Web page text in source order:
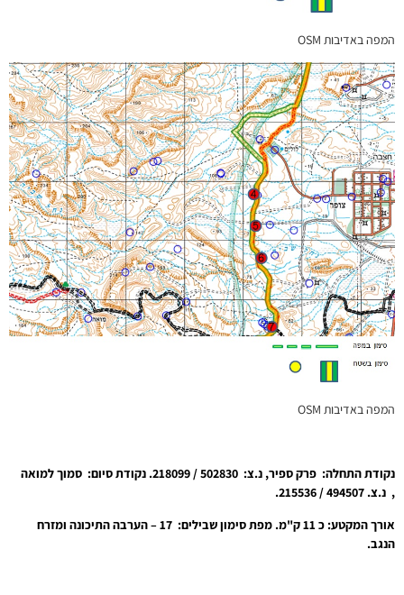
המפה באדיבות OSM
המפה באדיבות OSM
נקודת התחלה: פרק ספיר, נ.צ: 502830 / 218099. נקודת סיום: סמוך למואה
, נ.צ. 494507 / 215536.
אורך המקטע: כ 11 ק"מ. מפת סימון שבילים: 17 – הערבה התיכונה ומזרח
הנגב.